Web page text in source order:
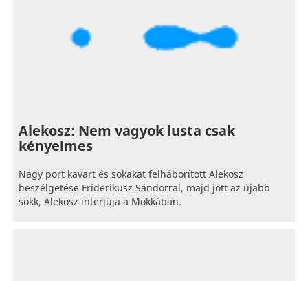
Alekosz: Nem vagyok lusta csak
kényelmes
Nagy port kavart és sokakat felháborított Alekosz
beszélgetése Friderikusz Sándorral, majd jött az újabb
sokk, Alekosz interjúja a Mokkában.